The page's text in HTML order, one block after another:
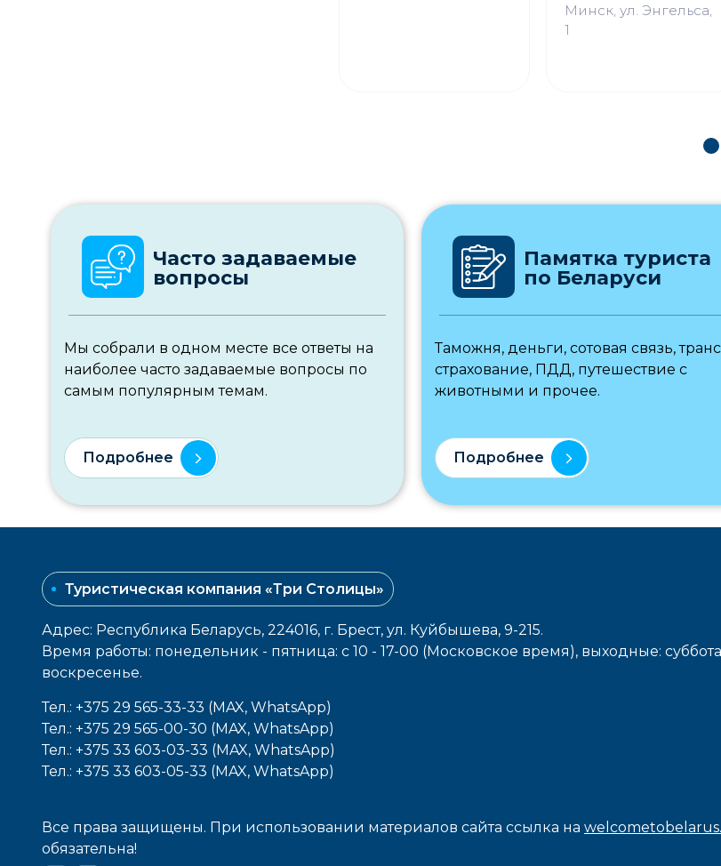
Минск, ул. Энгельса,
1
Часто задаваемые
вопросы
Мы собрали в одном месте все ответы на
наиболее часто задаваемые вопросы по
самым популярным темам.
Подробнее
Памятка туриста
по Беларуси
Таможня, деньги, сотовая связь,
страхование, ПДД, путешествие с
животными и прочее.
Подробнее
Туристическая компания «Три Столицы»
Адрес: Республика Беларусь, 224016, г. Брест, ул. Куйбышева, 9-215.
Время работы: понедельник - пятница: с 10 - 17-00 (Московское время), выходные:
воcкресенье.
Тел.: +375 29 565-33-33 (MAX, WhatsApp)
Тел.: +375 29 565-00-30 (MAX, WhatsApp)
Тел.: +375 33 603-03-33 (MAX, WhatsApp)
Тел.: +375 33 603-05-33 (MAX, WhatsApp)
Все права защищены. При использовании материалов сайта ссылка на
обязательна!